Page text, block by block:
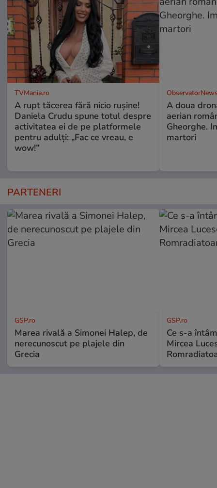
TVMania.ro
A rupt tăcerea fără nicio rușine!
Daniela Crudu spune totul despre
activitatea ei de pe platformele
pentru adulți: „Fac ce vreau, e
wow!”
A doua
aerian
Gheorghe.
martori
PARTENERI
GSP.ro
Marea rivală a Simonei Halep, de
nerecunoscut pe plajele din
Grecia
GSP.ro
Ce s-a
Mircea